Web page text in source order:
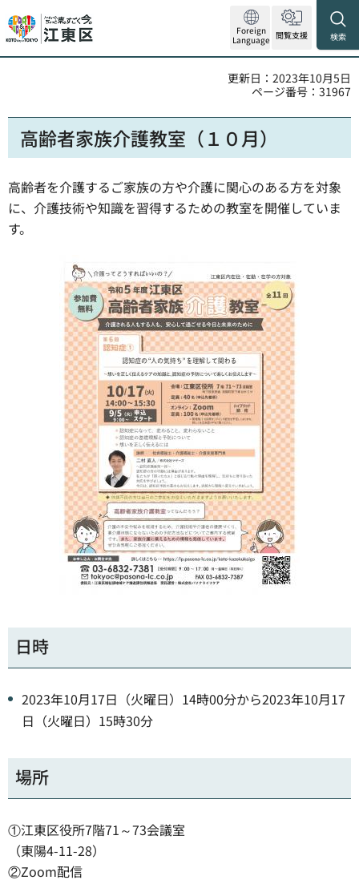
Foreign
Language 閲覧支援 検索
更新日：2023年10月5日
ページ番号：31967
高齢者家族介護教室（１０月）
高齢者を介護するご家族の方や介護に関心のある方を対象
に、介護技術や知識を習得するための教室を開催していま
す。
日時
2023年10月17日（火曜日）14時00分から2023年10月17
日（火曜日）15時30分
場所
①江東区役所7階71～73会議室
（東陽4-11-28）
②Zoom配信